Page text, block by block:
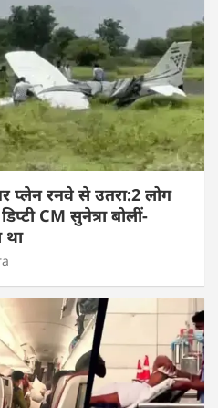
प्लेन रनवे से उतरा:2 लोग
CM सुनेत्रा बोलीं-
था